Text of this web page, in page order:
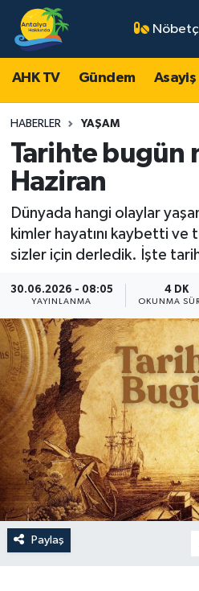
AHK TV Gündem Asayiş
HABERLER YAŞAM
Tarihte bugün
Haziran
Dünyada hangi olaylar
kimler hayatını kaybetti ve
sizler için derledik. İşte
30.06.2026 - 08:05
YAYINLANMA
4 DK
OKUNMA
Paylaş
AHK TV
Gündem
Asayiş
Turizm
Yaşam
Magazin
Ekonomi
Spor
Dünya
Resmi Reklamlar
Antalya Nöbetçi
Antalya Hava Durumu
Antalya Namaz Vakitleri
Antalya Trafik Yoğunluk
Süper Lig Puan Durumu
Tüm Manşetler
Son Dakika Haberleri
Haber Arşivi